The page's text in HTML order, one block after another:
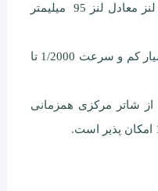
نسبت بزرگ نمایی 1 به 2 است و لنز معادل لنز 95 میلیمتر
مجهز به شاتر مرکزی با لرزش بسیار کم و سرعت 1/2000 تا
به علت بهره گیری دوربین X1D از شاتر مرکزی همزمانی